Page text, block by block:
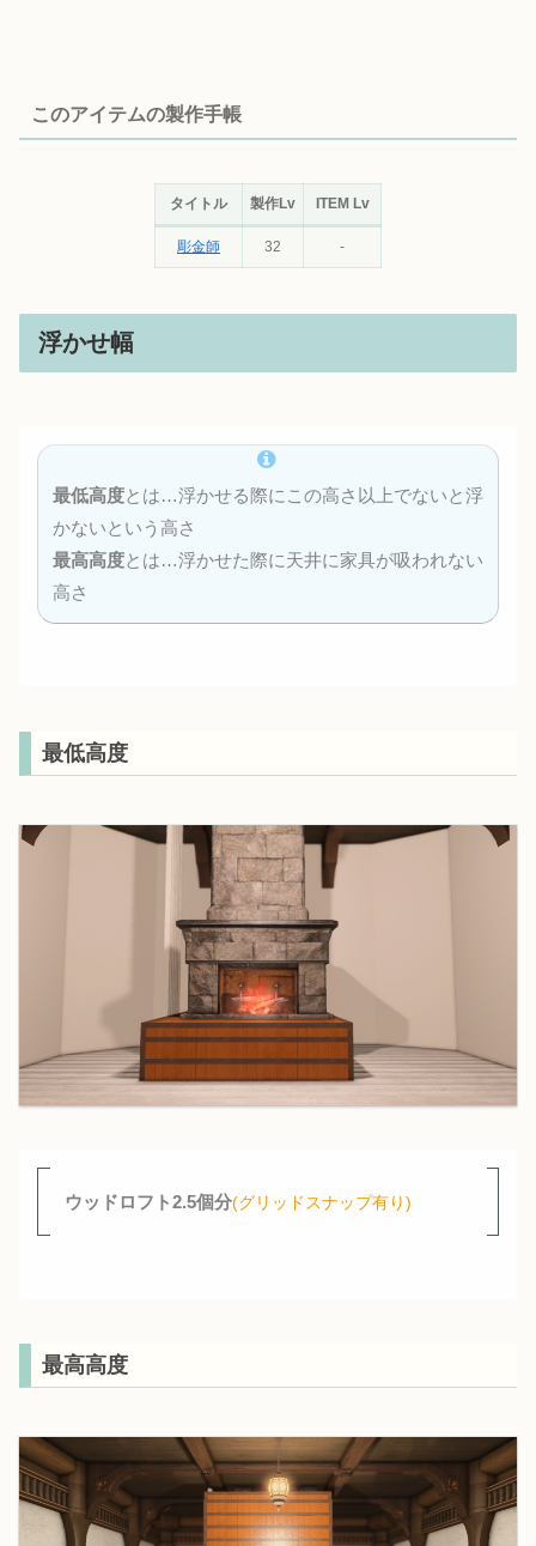
このアイテムの製作手帳
タイトル 製作Lv ITEM Lv
彫金師 32 -
浮かせ幅
最低高度とは…浮かせる際にこの高さ以上でないと浮
かないという高さ
最高高度とは…浮かせた際に天井に家具が吸われない
高さ
最低高度
ウッドロフト2.5個分(グリッドスナップ有り)
最高高度